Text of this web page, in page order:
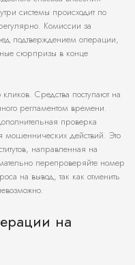
системы происходит по
Комиссии за
подтверждением операции,
сюрпризы в конце
Средства поступают на
регламентом времени.
проверка
мошеннических действий. Это
направленная на
перепроверяйте номер
на вывод, так как отменить
на